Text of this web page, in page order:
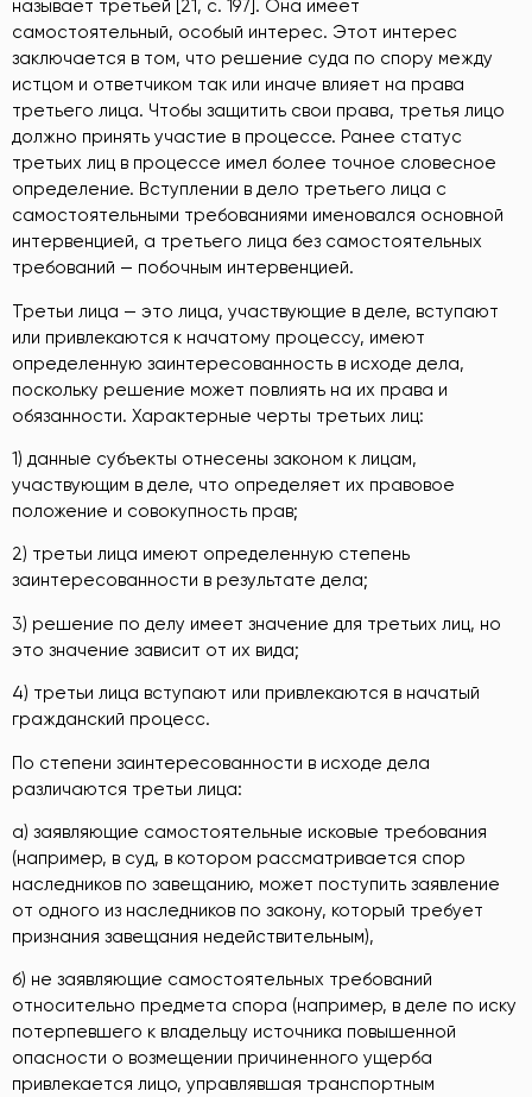
называет третьей [21, c. 197]. Она имеет
самостоятельный, особый интерес. Этот интерес
заключается в том, что решение суда по спору между
истцом и ответчиком так или иначе влияет на права
третьего лица. Чтобы защитить свои права, третья лицо
должно принять участие в процессе. Ранее статус
третьих лиц в процессе имел более точное словесное
определение. Вступлении в дело третьего лица с
самостоятельными требованиями именовался основной
интервенцией, а третьего лица без самостоятельных
требований — побочным интервенцией.
Третьи лица — это лица, участвующие в деле, вступают
или привлекаются к начатому процессу, имеют
определенную заинтересованность в исходе дела,
поскольку решение может повлиять на их права и
обязанности. Характерные черты третьих лиц:
1) данные субъекты отнесены законом к лицам,
участвующим в деле, что определяет их правовое
положение и совокупность прав;
2) третьи лица имеют определенную степень
заинтересованности в результате дела;
3) решение по делу имеет значение для третьих лиц, но
это значение зависит от их вида;
4) третьи лица вступают или привлекаются в начатый
гражданский процесс.
По степени заинтересованности в исходе дела
различаются третьи лица:
а) заявляющие самостоятельные исковые требования
(например, в суд, в котором рассматривается спор
наследников по завещанию, может поступить заявление
от одного из наследников по закону, который требует
признания завещания недействительным),
б) не заявляющие самостоятельных требований
относительно предмета спора (например, в деле по иску
потерпевшего к владельцу источника повышенной
опасности о возмещении причиненного ущерба
привлекается лицо, управлявшая транспортным